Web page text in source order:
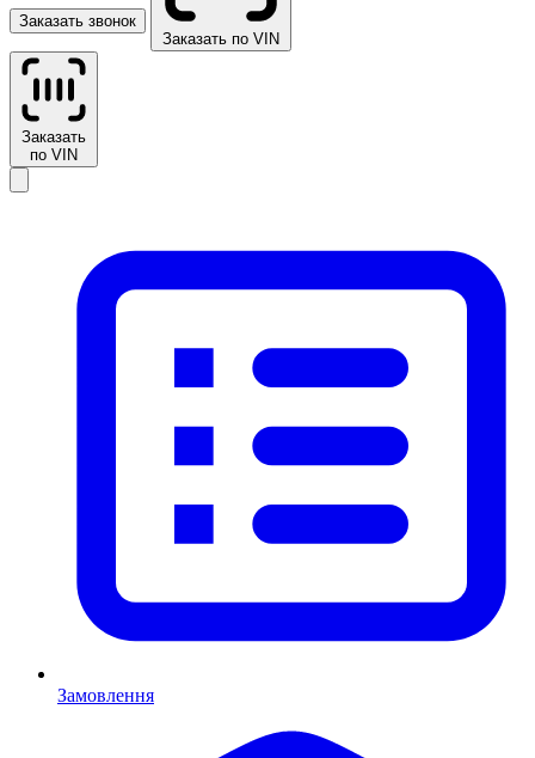
Заказать звонок
Заказать по VIN
Заказать
по VIN
Замовлення